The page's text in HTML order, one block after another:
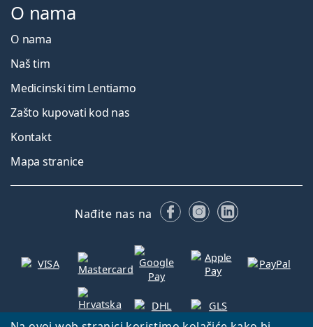
O nama
O nama
Naš tim
Medicinski tim Lentiamo
Zašto kupovati kod nas
Kontakt
Mapa stranice
Nađite nas na FacebookuInstagramu
LinkedIn